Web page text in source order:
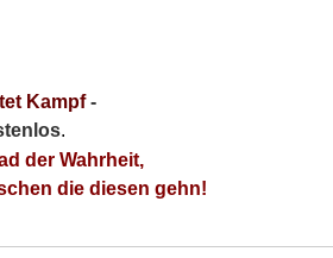
Kampf-
.
der Wahrheit,
die diesen gehn!